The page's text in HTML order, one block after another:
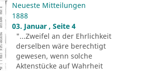
Neueste Mitteilungen
1888
03. Januar , Seite 4
"...Zweifel an der Ehrlichkeit
derselben wäre berechtigt
gewesen, wenn solche
Aktenstücke auf Wahrheit